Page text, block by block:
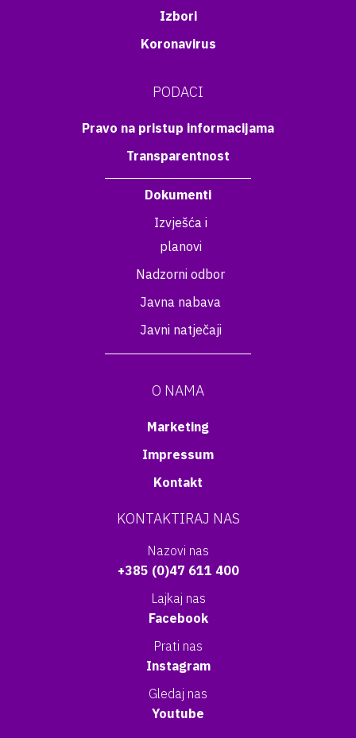
Izbori
Koronavirus
PODACI
Pravo na pristup informacijama
Transparentnost
Dokumenti
Izvješća i
planovi
Nadzorni odbor
Javna nabava
Javni natječaji
O NAMA
Marketing
Impressum
Kontakt
KONTAKTIRAJ NAS
Nazovi nas
+385 (0)47 611 400
Lajkaj nas
Facebook
Prati nas
Instagram
Gledaj nas
Youtube